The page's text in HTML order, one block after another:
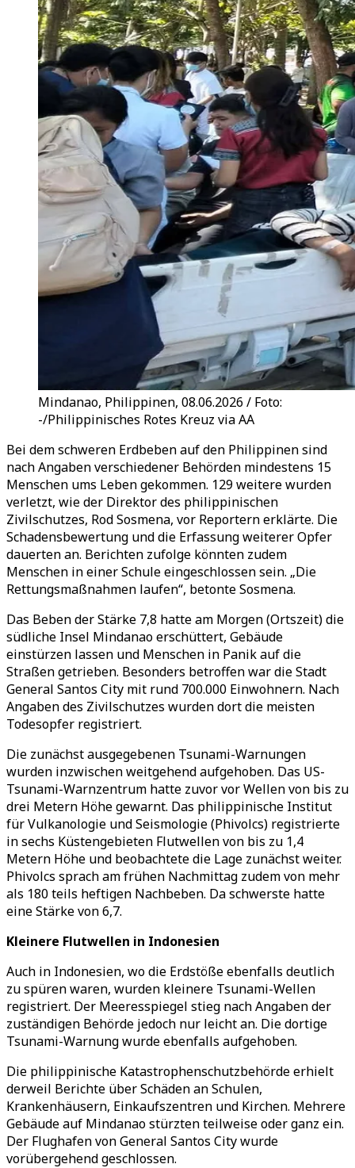
Mindanao, Philippinen, 08.06.2026 / Foto:
-/Philippinisches Rotes Kreuz via AA
Bei dem schweren Erdbeben auf den Philippinen sind
nach Angaben verschiedener Behörden mindestens 15
Menschen ums Leben gekommen. 129 weitere wurden
verletzt, wie der Direktor des philippinischen
Zivilschutzes, Rod Sosmena, vor Reportern erklärte. Die
Schadensbewertung und die Erfassung weiterer Opfer
dauerten an. Berichten zufolge könnten zudem
Menschen in einer Schule eingeschlossen sein. „Die
Rettungsmaßnahmen laufen“, betonte Sosmena.
Das Beben der Stärke 7,8 hatte am Morgen (Ortszeit) die
südliche Insel Mindanao erschüttert, Gebäude
einstürzen lassen und Menschen in Panik auf die
Straßen getrieben. Besonders betroffen war die Stadt
General Santos City mit rund 700.000 Einwohnern. Nach
Angaben des Zivilschutzes wurden dort die meisten
Todesopfer registriert.
Die zunächst ausgegebenen Tsunami-Warnungen
wurden inzwischen weitgehend aufgehoben. Das US-
Tsunami-Warnzentrum hatte zuvor vor Wellen von bis zu
drei Metern Höhe gewarnt. Das philippinische Institut
für Vulkanologie und Seismologie (Phivolcs) registrierte
in sechs Küstengebieten Flutwellen von bis zu 1,4
Metern Höhe und beobachtete die Lage zunächst weiter.
Phivolcs sprach am frühen Nachmittag zudem von mehr
als 180 teils heftigen Nachbeben. Da schwerste hatte
eine Stärke von 6,7.
Kleinere Flutwellen in Indonesien
Auch in Indonesien, wo die Erdstöße ebenfalls deutlich
zu spüren waren, wurden kleinere Tsunami-Wellen
registriert. Der Meeresspiegel stieg nach Angaben der
zuständigen Behörde jedoch nur leicht an. Die dortige
Tsunami-Warnung wurde ebenfalls aufgehoben.
Die philippinische Katastrophenschutzbehörde erhielt
derweil Berichte über Schäden an Schulen,
Krankenhäusern, Einkaufszentren und Kirchen. Mehrere
Gebäude auf Mindanao stürzten teilweise oder ganz ein.
Der Flughafen von General Santos City wurde
vorübergehend geschlossen.